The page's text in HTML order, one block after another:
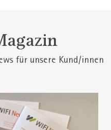
für unsere Kund/innen